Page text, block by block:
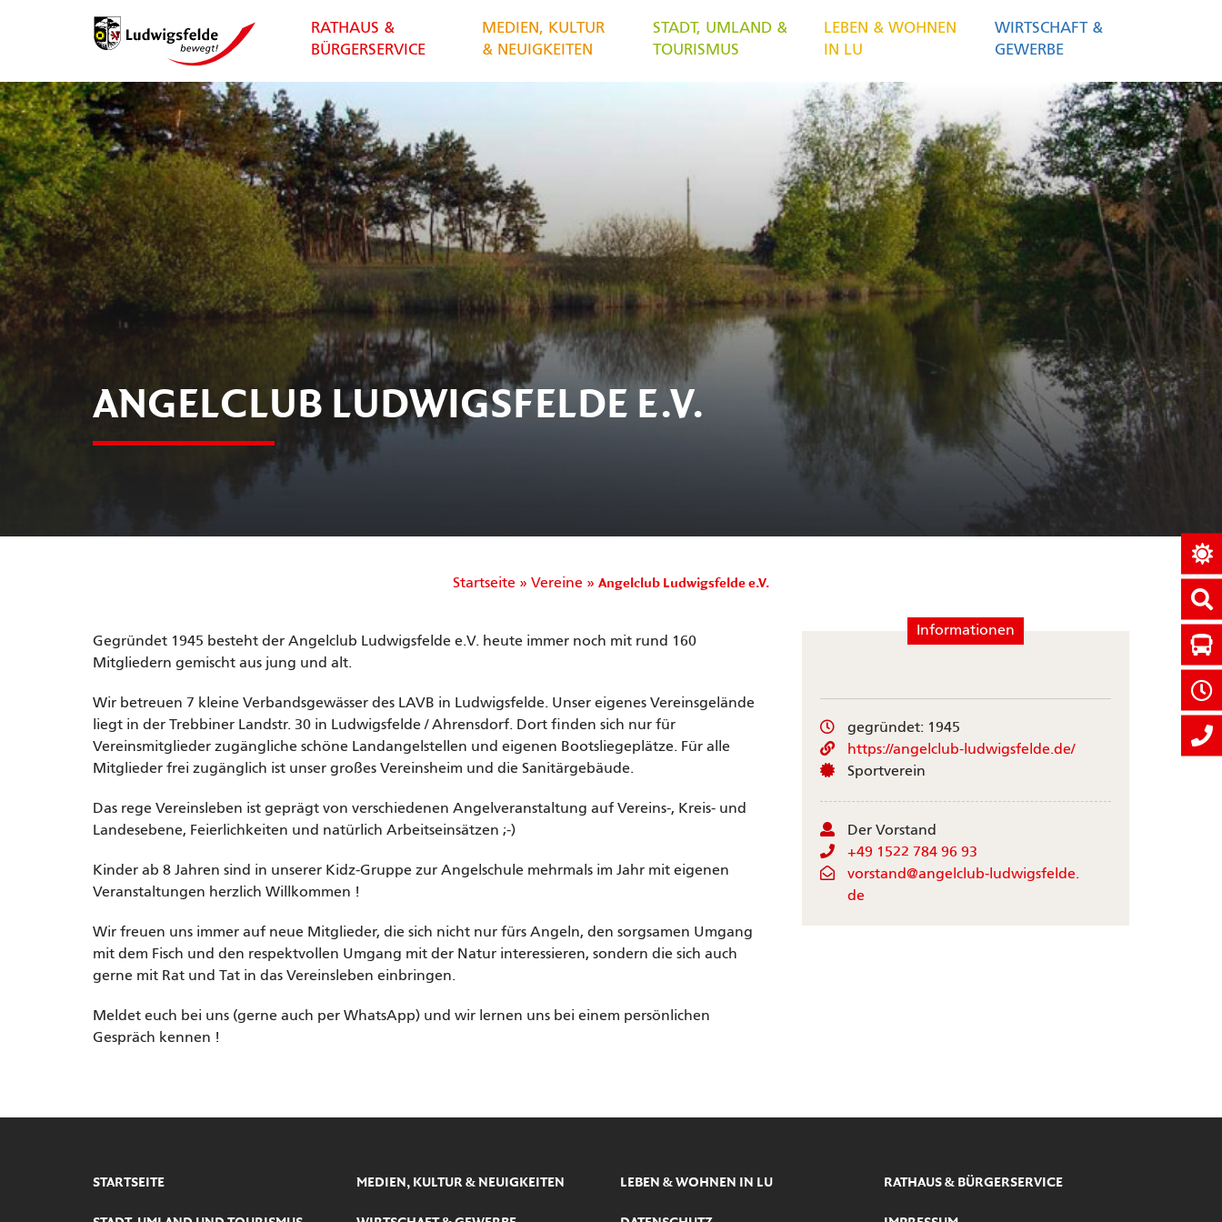
RATHAUS &
BÜRGERSERVICE
MEDIEN, KULTUR
& NEUIGKEITEN
STADT, UMLAND &
TOURISMUS
LEBEN & WOHNEN
IN LU
WIRTSCHAFT &
GEWERBE
ANGELCLUB LUDWIGSFELDE E.V.
Startseite » Vereine » Angelclub Ludwigsfelde e.V.
Gegründet 1945 besteht der Angelclub Ludwigsfelde e.V. heute immer noch mit rund 160
Mitgliedern gemischt aus jung und alt.
Wir betreuen 7 kleine Verbandsgewässer des LAVB in Ludwigsfelde. Unser eigenes Vereinsgelände
liegt in der Trebbiner Landstr. 30 in Ludwigsfelde / Ahrensdorf. Dort finden sich nur für
Vereinsmitglieder zugängliche schöne Landangelstellen und eigenen Bootsliegeplätze. Für alle
Mitglieder frei zugänglich ist unser großes Vereinsheim und die Sanitärgebäude.
Das rege Vereinsleben ist geprägt von verschiedenen Angelveranstaltung auf Vereins-, Kreis- und
Landesebene, Feierlichkeiten und natürlich Arbeitseinsätzen ;-)
Kinder ab 8 Jahren sind in unserer Kidz-Gruppe zur Angelschule mehrmals im Jahr mit eigenen
Veranstaltungen herzlich Willkommen !
Wir freuen uns immer auf neue Mitglieder, die sich nicht nur fürs Angeln, den sorgsamen Umgang
mit dem Fisch und den respektvollen Umgang mit der Natur interessieren, sondern die sich auch
gerne mit Rat und Tat in das Vereinsleben einbringen.
Meldet euch bei uns (gerne auch per WhatsApp) und wir lernen uns bei einem persönlichen
Gespräch kennen !
Informationen
gegründet: 1945
https://angelclub-ludwigsfelde.de/
Sportverein
Der Vorstand
+49 1522 784 96 93
vorstand@angelclub-ludwigsfelde.
de
STARTSEITE MEDIEN, KULTUR & NEUIGKEITEN LEBEN & WOHNEN IN LU RATHAUS & BÜRGERSERVICE